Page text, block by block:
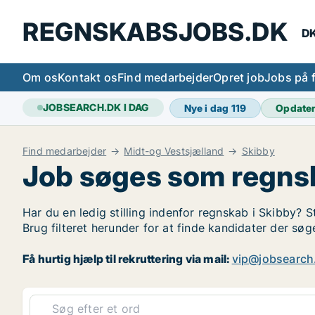
REGNSKABSJOBS.DK
Om osKontakt osFind medarbejderOpret jobJobs på
JOBSEARCH.DK I DAG Nye i dag 119
Find medarbejder Midt-og Vestsjælland Skibby
Job søges som
Har du en ledig stilling indenfor regnskab i Skibby?
Brug filteret herunder for at finde kandidater der
Få hurtig hjælp til rekruttering via mail: